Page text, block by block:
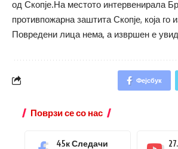
од Скопје.На местото интервенирала
противпожарна заштита Скопје, која го
Повредени лица нема, а извршен е
Фејсбук
Поврзи се со нас
45кСледачи